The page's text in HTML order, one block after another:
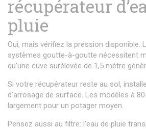
récupérateur
pluie
Oui, mais vérifiez la pression disponible.
systèmes goutte-à-goutte nécessitent
qu’une cuve surélevée de 1,5 mètre
Si votre récupérateur reste au sol,
d’arrosage de surface. Les modèles à
largement pour un potager moyen.
Pensez aussi au filtre: l’eau de pluie